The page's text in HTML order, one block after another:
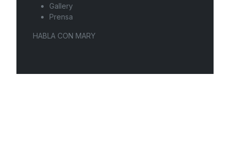
Gallery
Prensa
HABLA CON MARY